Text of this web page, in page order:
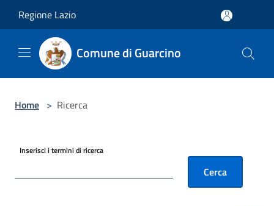
Regione Lazio
Comune di Guarcino
Home > Ricerca
Inserisci i termini di ricerca
Cerca